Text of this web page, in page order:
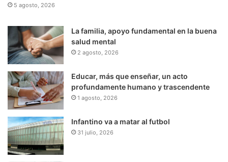
5 agosto, 2026
La familia, apoyo fundamental en la buena
salud mental
2 agosto, 2026
Educar, más que enseñar, un acto
profundamente humano y trascendente
1 agosto, 2026
Infantino va a matar al futbol
31 julio, 2026